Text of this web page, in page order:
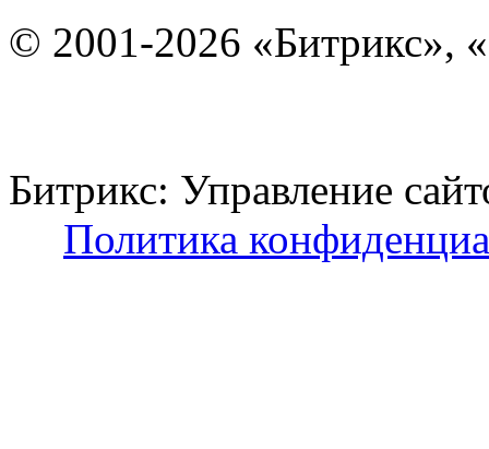
© 2001-2026 «Битрикс»,
Битрикс: Управление
Политика